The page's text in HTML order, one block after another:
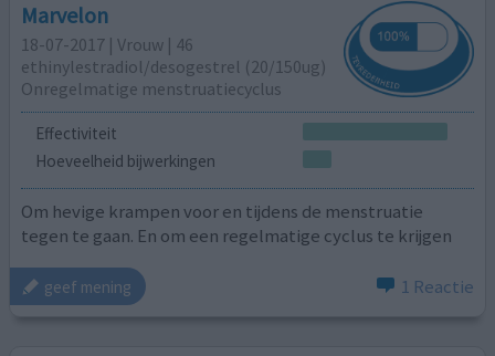
Marvelon
18-07-2017 | Vrouw | 46
ethinylestradiol/desogestrel (20/150ug)
Onregelmatige menstruatiecyclus
Effectiviteit
Hoeveelheid bijwerkingen
Om hevige krampen voor en tijdens de menstruatie
tegen te gaan. En om een regelmatige cyclus te krijgen
geef mening 1 Reactie